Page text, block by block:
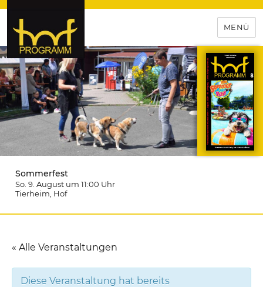
hof-programm – das
Veranstaltungsportal für
Hochfranken
MENÜ
Sommerfest
So. 9. August um 11:00 Uhr
Tierheim , Hof
« Alle Veranstaltungen
Diese Veranstaltung hat bereits